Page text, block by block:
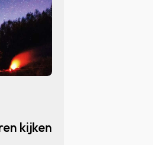
kijken